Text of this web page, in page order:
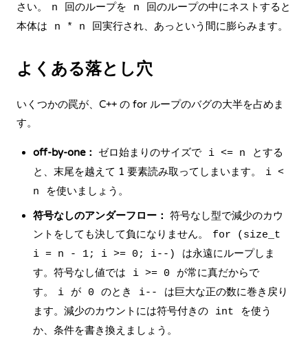
さい。
n 回のループを n
回のループの中にネストすると
本体は
n * n 回実行され、あっという間に膨らみます。
よくある落とし穴
いくつかの罠が、C++ の for ループのバグの大半を占めま
す。
off-by-one： ゼロ始まりのサイズで i <= n
とする
と、末尾を越えて 1 要素読み取ってしまいます。
i <
n
を使いましょう。
符号なしのアンダーフロー： 符号なし型で減少のカウ
ントをしても決して負になりません。
for (size_t
i = n - 1; i >= 0; i--)
は永遠にループしま
す。符号なし値では
i >= 0
が常に真だからで
す。
i が 0 のとき i--
は巨大な正の数に巻き戻り
ます。減少のカウントには符号付きの
int
を使う
か、条件を書き換えましょう。